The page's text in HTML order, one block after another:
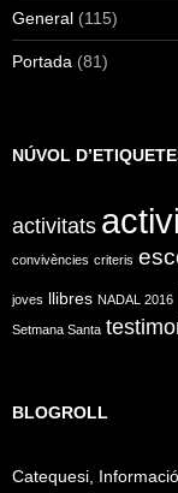
General (115)
Portada (81)
NÚVOL
activitats
convivències criteris
joves llibres NADAL 2016
Setmana Santa
BLOGROLL
Catequesi,